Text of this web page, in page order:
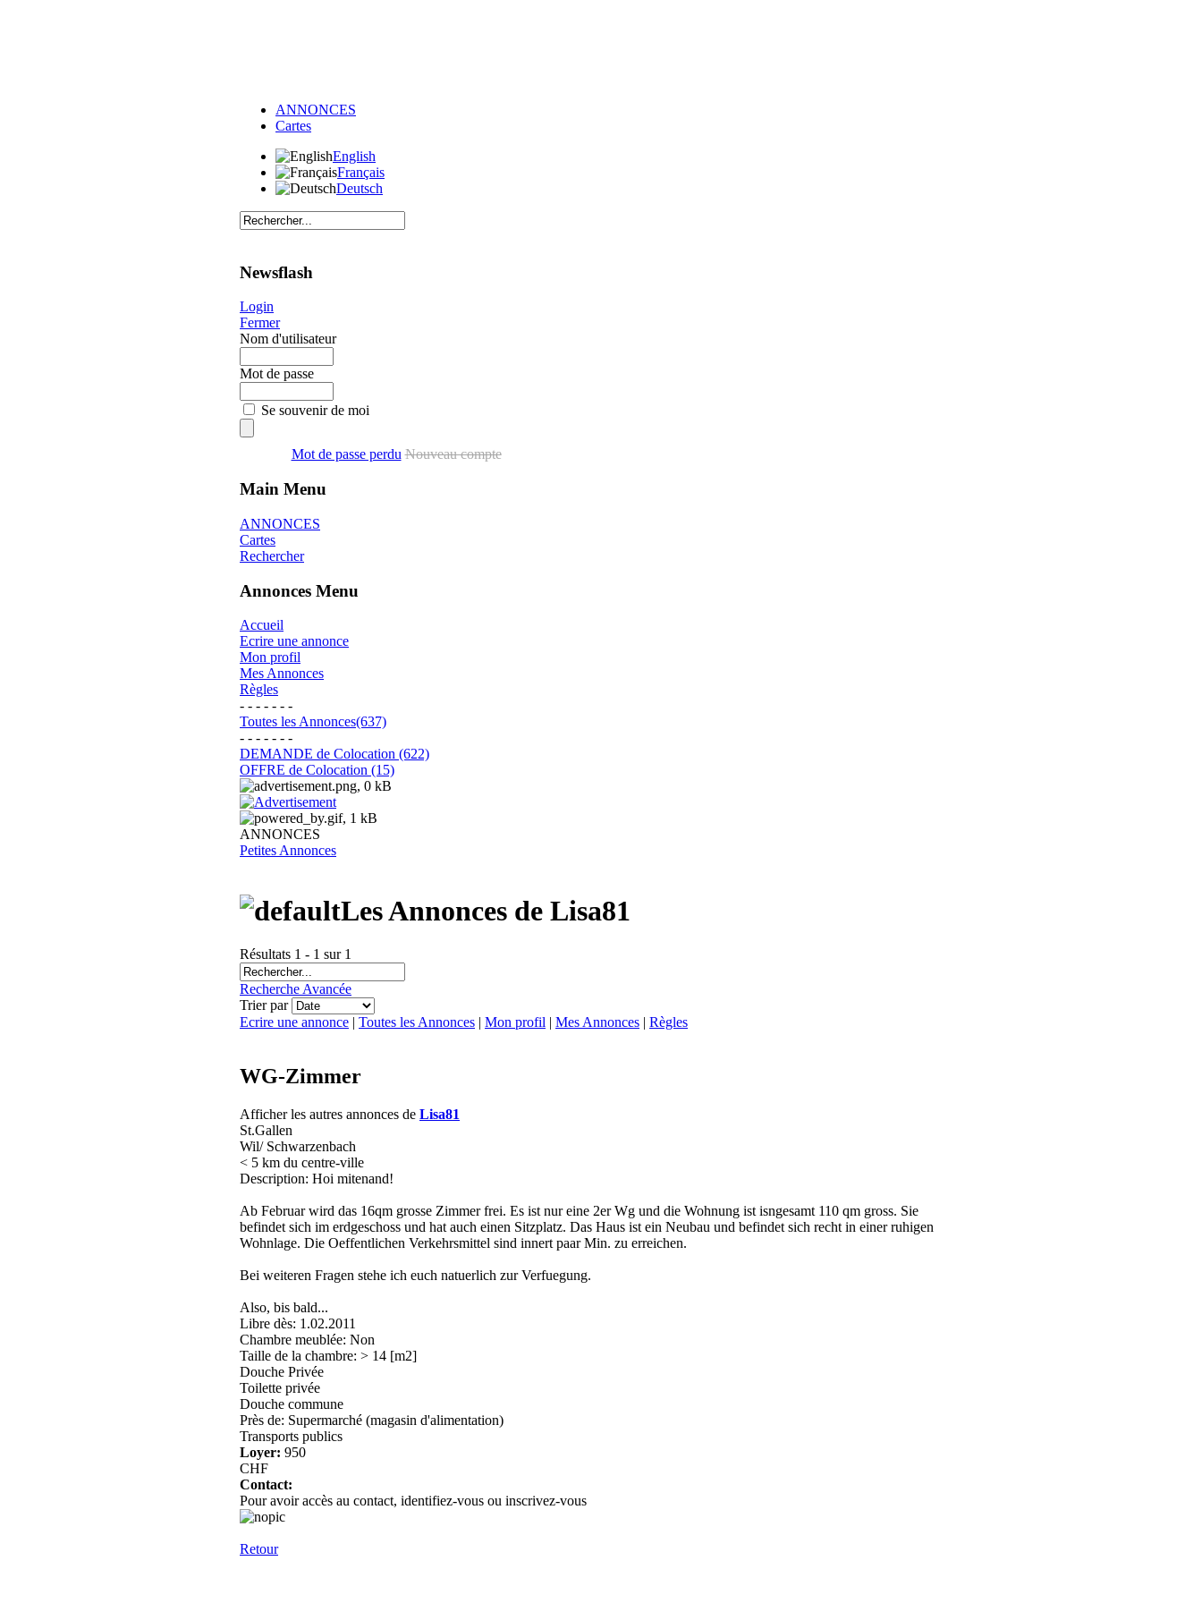
ANNONCES
Cartes
English
Français
Deutsch
Newsflash
Login
Fermer
Nom d'utilisateur
Mot de passe
Se souvenir de moi
Mot de passe perdu Nouveau compte
Main Menu
ANNONCES
Cartes
Rechercher
Annonces Menu
Accueil
Ecrire une annonce
Mon profil
Mes Annonces
Règles
- - - - - - -
Toutes les Annonces(637)
- - - - - - -
DEMANDE de Colocation (622)
OFFRE de Colocation (15)
ANNONCES
Petites Annonces
Les Annonces de Lisa81
Résultats 1 - 1 sur 1
Recherche Avancée
Trier par
Ecrire une annonce | Toutes les Annonces | Mon profil | Mes Annonces | Règles
WG-Zimmer
Afficher les autres annonces de Lisa81
St.Gallen
Wil/ Schwarzenbach
< 5 km du centre-ville
Description: Hoi mitenand!
Ab Februar wird das 16qm grosse Zimmer frei. Es ist nur eine 2er Wg und die Wohnung ist isngesamt 110 qm gross. Sie
befindet sich im erdgeschoss und hat auch einen Sitzplatz. Das Haus ist ein Neubau und befindet sich recht in einer ruhigen
Wohnlage. Die Oeffentlichen Verkehrsmittel sind innert paar Min. zu erreichen.
Bei weiteren Fragen stehe ich euch natuerlich zur Verfuegung.
Also, bis bald...
Libre dès: 1.02.2011
Chambre meublée: Non
Taille de la chambre: > 14 [m2]
Douche Privée
Toilette privée
Douche commune
Près de: Supermarché (magasin d'alimentation)
Transports publics
Loyer: 950
CHF
Contact:
Pour avoir accès au contact, identifiez-vous ou inscrivez-vous
Retour